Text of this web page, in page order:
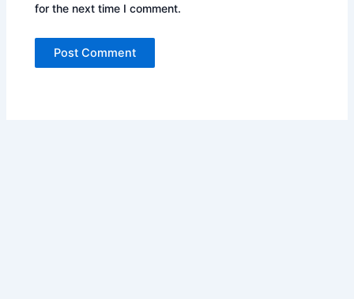
for the next time I comment.